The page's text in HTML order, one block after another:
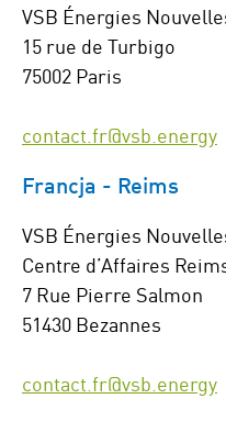
VSB Énergies
15 rue de Turbigo
75002 Paris
contact.fr@vsb.energy
Francja - Reims
VSB Énergies
Centre d’Affaires
7 Rue Pierre Salmon
51430 Bezannes
contact.fr@vsb.energy